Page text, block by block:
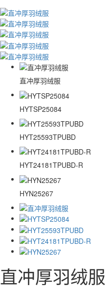
直冲厚羽绒服
HYTSP25084
HYT25593TPUBD
HYT24181TPUBD-R
HYN25267
直冲厚羽绒服